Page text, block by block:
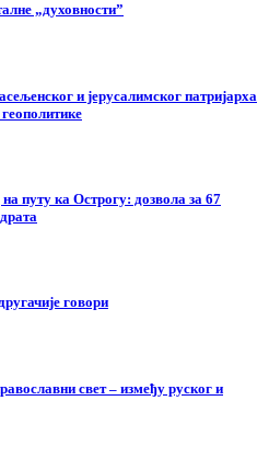
„духовности”
и јерусалимског патријарха
путу ка Острогу: дозвола за 67
говори
свет – између руског и